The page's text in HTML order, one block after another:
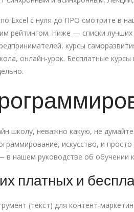
Excel с нуля до ПРО смотрите в
рейтингом. Ниже — списки
курсы
онлайн-урок. Бесплатные
школу, неважно какую, не
искусство, и
нашем руководстве об обучении
платных и
(текст) для контент-